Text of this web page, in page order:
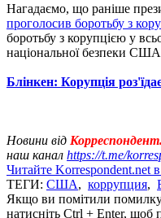
Нагадаємо, що раніше
проголосив боротьбу з
боротьбу з корупцією у
національної безпеки
Блінкен: Корупція
Новини від
наш канал https://t.me/
Читайте Korrespondent.net
ТЕГИ: США, коррупция,
Якщо ви помітили помилку,
натисніть Ctrl + Enter, щоб